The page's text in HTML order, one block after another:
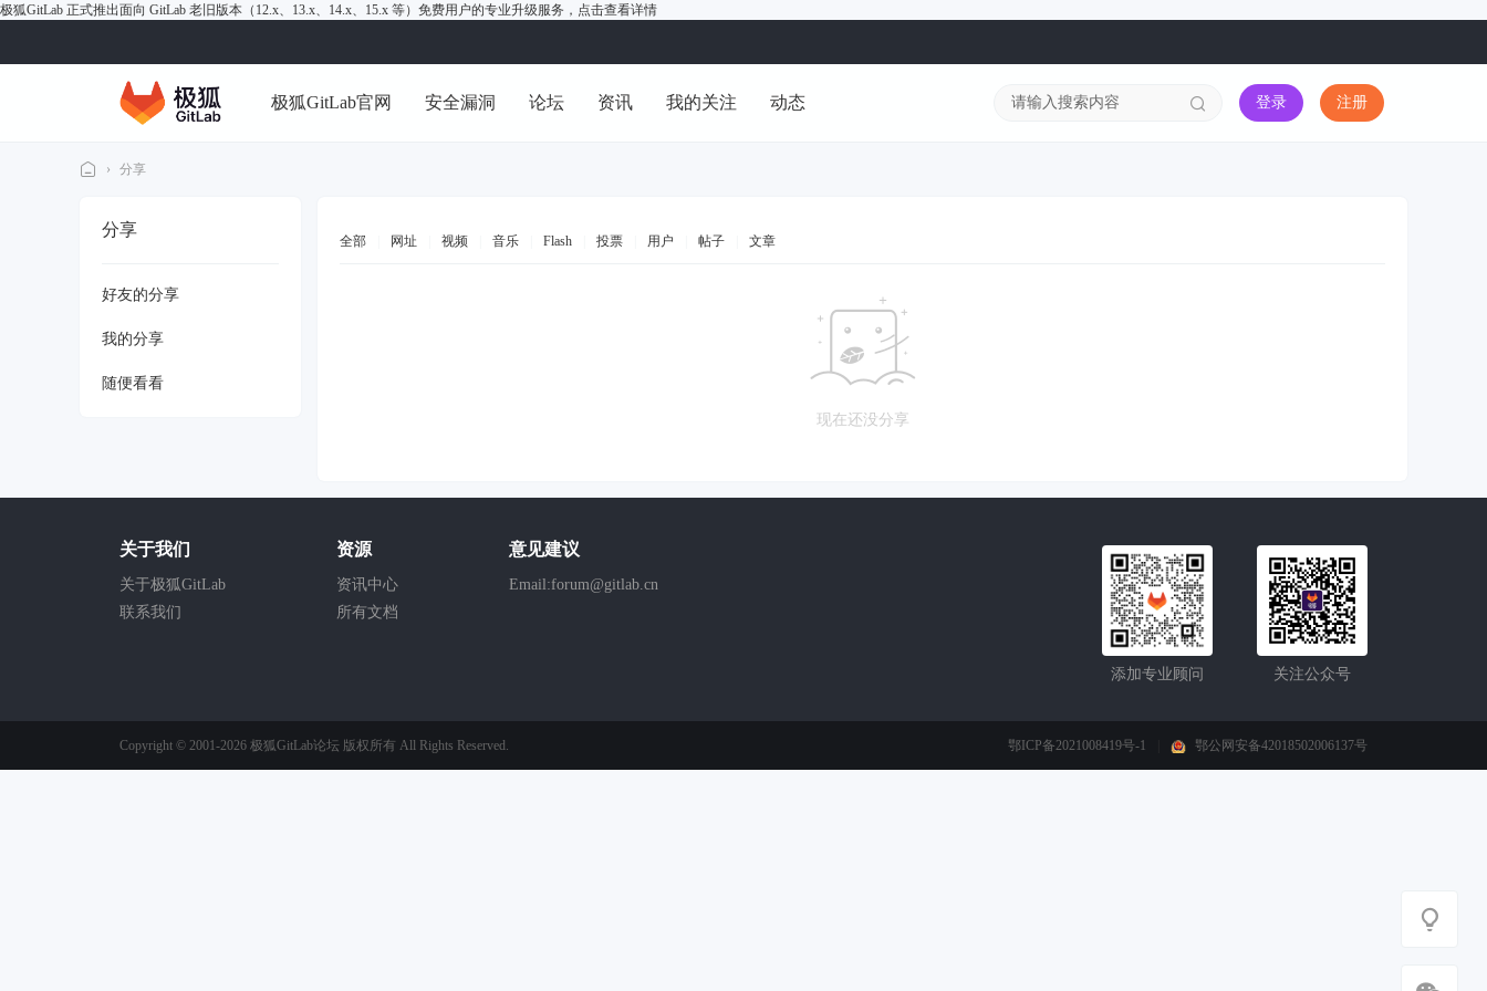
极狐GitLab 正式推出面向 GitLab 老旧版本（12.x、13.x、14.x、15.x 等）免费用户的专业升级服务， 点击查看详情
极狐GitLab官网 安全漏洞 论坛 资讯 我的关注 动态 登录 注册
› 分享
分享
好友的分享
我的分享
随便看看
全部 网址 视频 音乐 Flash 投票 用户 帖子 文章
现在还没分享
关于我们
关于极狐GitLab
联系我们
资源
资讯中心
所有文档
意见建议
Email:forum@gitlab.cn
关注公众号
添加专业顾问
Copyright © 2001-2026 极狐GitLab论坛 版权所有 All Rights Reserved. 鄂ICP备2021008419号-1 鄂公网安备42018502006137号